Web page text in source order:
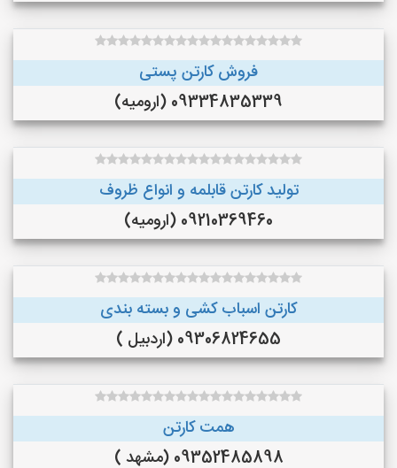
فروش کارتن پستی
09334835339 (ارومیه)
تولید کارتن قابلمه و انواع ظروف
09210369460 (ارومیه)
کارتن اسباب کشی و بسته بندی
09306824655 (اردبیل )
همت کارتن
09352485898 (مشهد )